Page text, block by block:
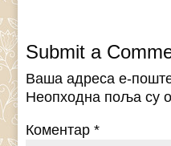
Submit a
Ваша адреса е-
Неопходна поља су
Коментар*